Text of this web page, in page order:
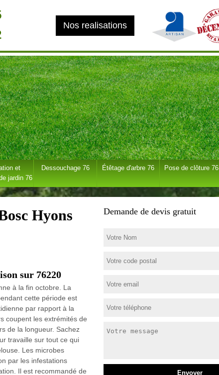
Nos realisations
et
jardin 76
Dessouchage 76 Étêtage d'arbre 76 Pose de clôture 76
Hyons
sur 76220
à la fin octobre. La
cette période est
par rapport à la
coupent les extrémités de
de la longueur. Sachez
travaille sur tout ce qui
Les microbes
par les infestations
Il est recommandé de
Demande de devis gratuit